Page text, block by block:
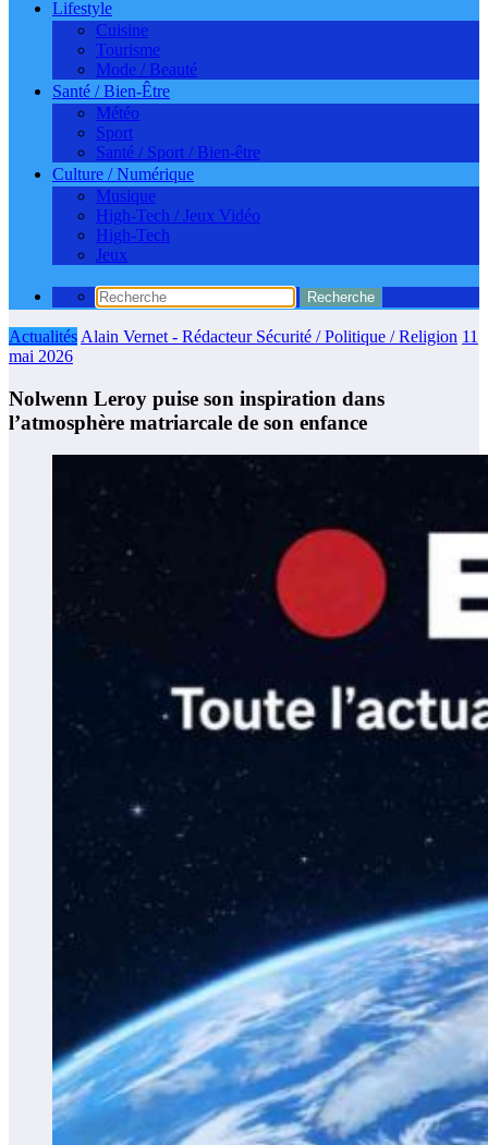
Lifestyle
Cuisine
Tourisme
Mode / Beauté
Santé / Bien-Être
Météo
Sport
Santé / Sport / Bien-être
Culture / Numérique
Musique
High-Tech / Jeux Vidéo
High-Tech
Jeux
Actualités Alain Vernet - Rédacteur Sécurité / Politique / Religion 11
mai 2026
Nolwenn Leroy puise son inspiration dans
l’atmosphère matriarcale de son enfance